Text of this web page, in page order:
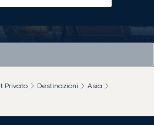
Privato Destinazioni
Asia